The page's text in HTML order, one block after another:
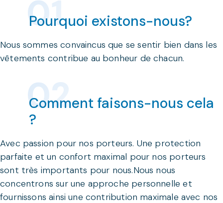
Pourquoi existons-nous?
Nous sommes convaincus que se sentir bien dans les
vêtements contribue au bonheur de chacun.
Comment faisons-nous cela
?
Avec passion pour nos porteurs. Une protection
parfaite et un confort maximal pour nos porteurs
sont très importants pour nous.Nous nous
concentrons sur une approche personnelle et
fournissons ainsi une contribution maximale avec nos